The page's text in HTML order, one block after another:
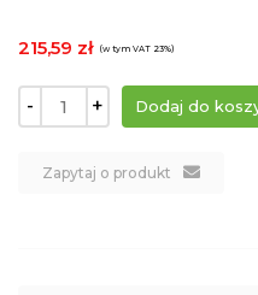
215,59 zł (w tym VAT 23%)
- +
Zapytaj o produkt